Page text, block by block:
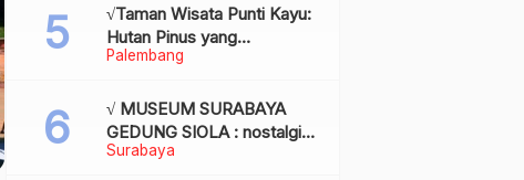
Mendunia, Review & Info
Palembang
√Taman Wisata Punti Kayu:
Hutan Pinus yang
Menyegarkan di Tengah
Surabaya
√ MUSEUM SURABAYA
GEDUNG SIOLA : nostalgia
dalam balutan modernitas di